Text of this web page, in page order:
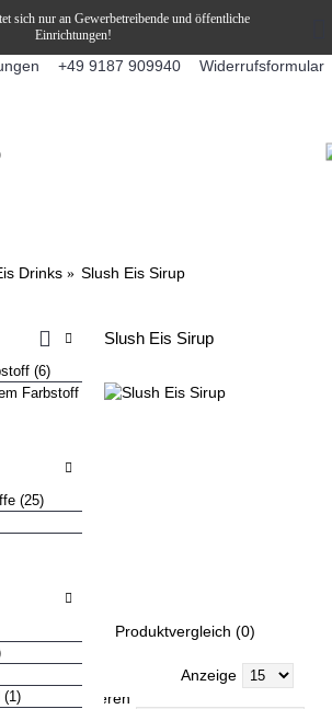
sich nur an Gewerbetreibende und öffentliche
Einrichtungen!
+49 9187 909940 Widerrufsformular
Drinks Slush Eis Sirup
(6)
Farbstoff
(25)
(1)
Slush Eis Sirup
Produktvergleich (0)
Anzeige
Sortieren